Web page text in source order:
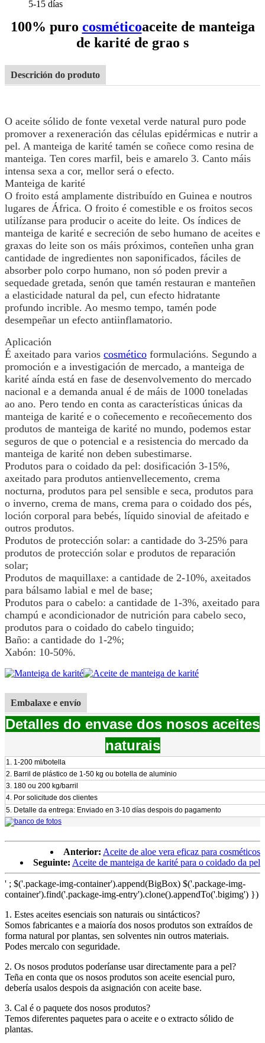
5-15 días
100% puro cosméticoaceite de manteiga
de karité de grao s
Descrición do produto
O aceite sólido de fonte vexetal verde natural puro pode
promover a rexeneración das células epidérmicas e nutrir a
pel. A manteiga de karité tamén se coñece como resina de
manteiga. Ten cores marfil, beis e amarelo 3. Canto máis
intensa sexa a cor, mellor será o efecto.
Manteiga de karité
O froito está amplamente distribuído en Guinea e noutros
lugares de África. O froito é comestible e os froitos secos
utilízanse para producir o aceite do leite. Os índices de
manteiga de karité e secreción de sebo humano de aceites e
graxas do leite son os máis próximos, conteñen unha gran
cantidade de ingredientes non saponificados, fáciles de
absorber polo corpo humano, non só poden previr a
sequedade gretada, senón que tamén restauran e manteñen
a elasticidade natural da pel, cun efecto hidratante
profundo incrible. Ao mesmo tempo, tamén pode
desempeñar un efecto antiinflamatorio.
Aplicación
É axeitado para varios cosmético formulacións. Segundo a
promoción e a investigación de mercado, a manteiga de
karité aínda está en fase de desenvolvemento do mercado
nacional e a demanda anual é de máis de 1000 toneladas
ao ano. Pero tendo en conta as características únicas da
manteiga de karité e o coñecemento e recoñecemento dos
produtos de manteiga de karité no mundo, podemos estar
seguros de que o potencial e a resistencia do mercado da
manteiga de karité non deben subestimarse.
Produtos para o coidado da pel: dosificación 3-15%,
axeitado para produtos antienvellecemento, crema
nocturna, produtos para pel sensible e seca, produtos para
o inverno, crema de mans, crema para o coidado dos pés,
loción corporal para bebés, líquido sinovial de afeitado e
outros produtos.
Produtos de protección solar: a cantidade do 3-25% para
produtos de protección solar e produtos de reparación
solar;
Produtos de maquillaxe: a cantidade de 2-10%, axeitados
para bálsamo labial e mel de base;
Produtos para o cabelo: a cantidade de 1-3%, axeitado para
champú e acondicionador de nutrición para cabelo seco,
produtos para o coidado do cabelo tinguido;
Baño: a cantidade do 1-2%;
Xabón: 10-50%.
Embalaxe e envío
Detalles do envase dos nosos aceites
naturais
1. 1-200 ml/botella
2. Barril de plástico de 1-50 kg ou botella de aluminio
3. 180 ou 200 kg/barril
4. Por solicitude dos clientes
5. Detalle da entrega: Enviado en 3-10 días despois do pagamento
Anterior: Aceite de aloe vera eficaz para cosméticos
Seguinte: Aceite de manteiga de karité para o coidado da pel
' ; $('.package-img-container').append(BigBox) $('.package-img-
container').find('.package-img-entry').clone().appendTo('.bigimg') })
1. Estes aceites esenciais son naturais ou sintácticos?
Somos fabricantes e a maioría dos nosos produtos son extraídos de
forma natural por plantas, sen solventes nin outros materiais.
Podes mercalo con seguridade.
2. Os nosos produtos poderíanse usar directamente para a pel?
Teña en conta que os nosos produtos son aceite esencial puro,
debería usalos despois da asignación con aceite base.
3. Cal é o paquete dos nosos produtos?
Temos diferentes paquetes para o aceite e o extracto sólido de
plantas.